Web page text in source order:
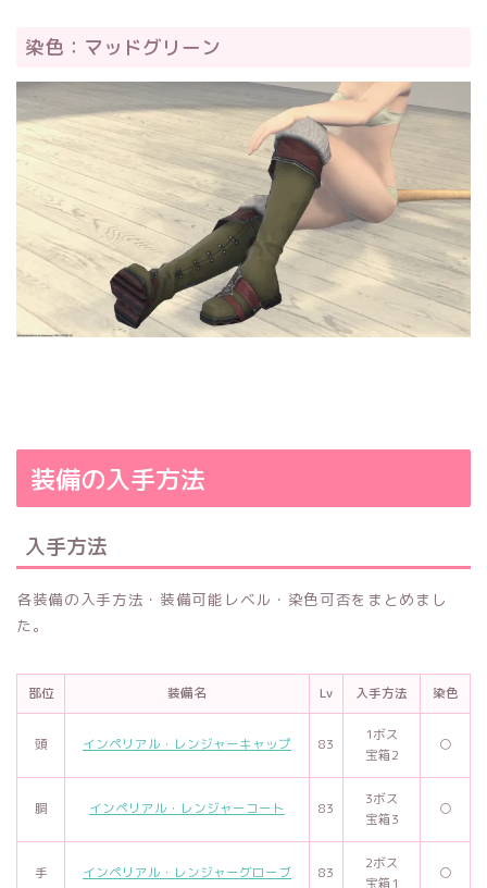
染色：マッドグリーン
装備の入手方法
入手方法
各装備の入手方法・装備可能レベル・染色可否をまとめまし
た。
部位 装備名 Lv 入手方法 染色
頭 インペリアル・レンジャーキャップ 83
1ボス
宝箱2
○
胴 インペリアル・レンジャーコート 83
3ボス
宝箱3
○
手 インペリアル・レンジャーグローブ 83
2ボス
宝箱1
○